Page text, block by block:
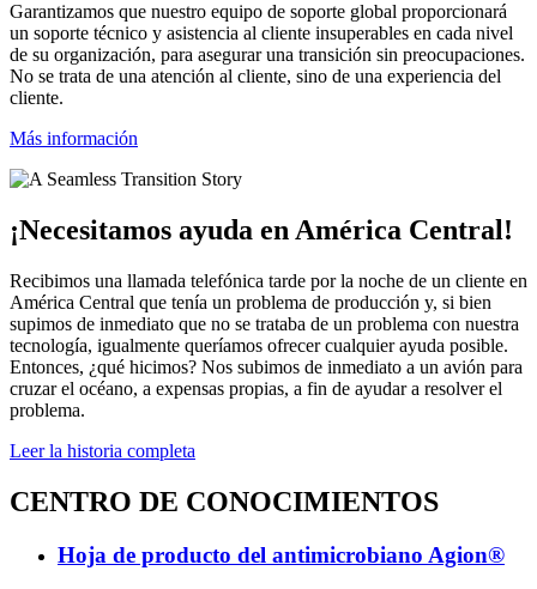
Garantizamos que nuestro equipo de soporte global proporcionará
un soporte técnico y asistencia al cliente insuperables en cada nivel
de su organización, para asegurar una transición sin preocupaciones.
No se trata de una atención al cliente, sino de una experiencia del
cliente.
Más información
¡Necesitamos ayuda en América Central!
Recibimos una llamada telefónica tarde por la noche de un cliente en
América Central que tenía un problema de producción y, si bien
supimos de inmediato que no se trataba de un problema con nuestra
tecnología, igualmente queríamos ofrecer cualquier ayuda posible.
Entonces, ¿qué hicimos? Nos subimos de inmediato a un avión para
cruzar el océano, a expensas propias, a fin de ayudar a resolver el
problema.
Leer la historia completa
CENTRO DE CONOCIMIENTOS
Hoja de producto del antimicrobiano Agion®